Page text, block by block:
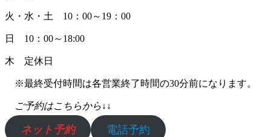
火・水・土 10：00～19：00
日 10：00～18:00
木 定休日
※最終受付時間は各営業終了時間の30分前になります。
ご予約はこちらから↓↓
ネット予約 電話予約